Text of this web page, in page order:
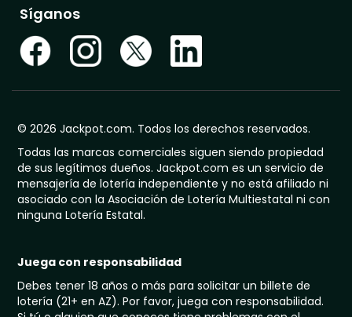
Síganos
© 2026 Jackpot.com. Todos los derechos reservados.
Todas las marcas comerciales siguen siendo propiedad
de sus legítimos dueños. Jackpot.com es un servicio de
mensajería de lotería independiente y no está afiliado ni
asociado con la Asociación de Lotería Multiestatal ni con
ninguna Lotería Estatal.
Juega con responsabilidad
Debes tener 18 años o más para solicitar un billete de
lotería (21+ en AZ). Por favor, juega con responsabilidad.